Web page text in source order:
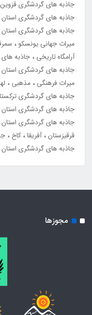
جاذبه های گردشگری قزوین
جاذبه های گردشگری
جاذبه های گردشگری استان
میراث جهانی یونسکو
آرامگاه تاریخی
جاذبه
جاذبه های گردشگری استان
میراث فرهنگی
مذهبی
جاذبه های گردشگری
جاذبه های گردشگری
جاذبه های گردشگری استان
قرقیزستان آفریقا کاخ
جاذبه های گردشگری
مجوزها